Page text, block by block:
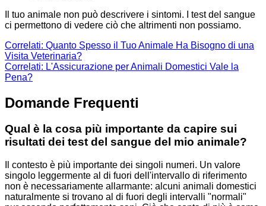
Il tuo animale non può descrivere i sintomi. I test del sangue
ci permettono di vedere ciò che altrimenti non possiamo.
Correlati: Quanto Spesso il Tuo Animale Ha Bisogno di una
Visita Veterinaria?
Correlati: L'Assicurazione per Animali Domestici Vale la
Pena?
Domande Frequenti
Qual è la cosa più importante da capire sui
risultati dei test del sangue del mio animale?
Il contesto è più importante dei singoli numeri. Un valore
singolo leggermente al di fuori dell'intervallo di riferimento
non è necessariamente allarmante: alcuni animali domestici
naturalmente si trovano al di fuori degli intervalli "normali"